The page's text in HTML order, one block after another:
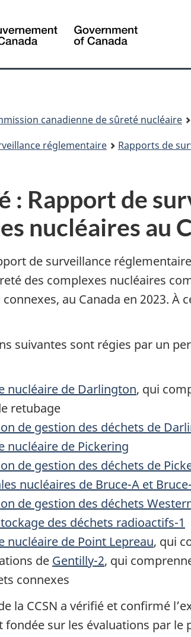
Canada
canadienne de sûreté nucléaire
réglementaire
Rapports de
: Rapport de
nucléaires au
de surveillance
des complexes nucléaires
au Canada en 2023.
suivantes sont régies par un
nucléaire de Darlington, qui
retubage
de gestion des déchets de
nucléaire de Pickering
de gestion des déchets de
nucléaires de Bruce-A et
de gestion des déchets
des déchets radioactifs-1
nucléaire de Point Lepreau, qui
de Gentilly-2, qui
connexes
la CCSN a vérifié et confirmé
fondée sur les évaluations par le